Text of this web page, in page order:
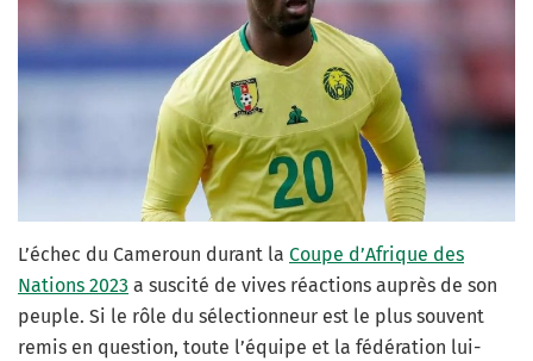
L’échec du Cameroun durant la Coupe d’Afrique des
Nations 2023 a suscité de vives réactions auprès de son
peuple. Si le rôle du sélectionneur est le plus souvent
remis en question, toute l’équipe et la fédération lui-